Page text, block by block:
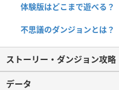
体験版はどこまで遊べる？
不思議のダンジョンとは？
ストーリー・ダンジョン攻略
データ